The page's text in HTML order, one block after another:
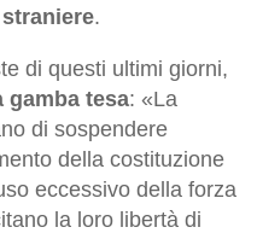
.
di questi ultimi giorni,
gamba tesa: «La
di sospendere
della costituzione
eccessivo della forza
la loro libertà di